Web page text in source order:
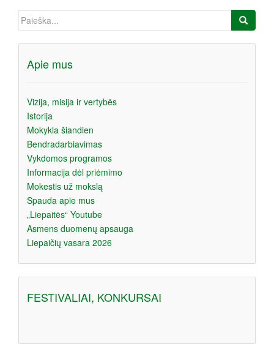
Ieškoti:
Apie mus
Vizija, misija ir vertybės
Istorija
Mokykla šiandien
Bendradarbiavimas
Vykdomos programos
Informacija dėl priėmimo
Mokestis už mokslą
Spauda apie mus
„Liepaitės“ Youtube
Asmens duomenų apsauga
Liepaičių vasara 2026
FESTIVALIAI, KONKURSAI